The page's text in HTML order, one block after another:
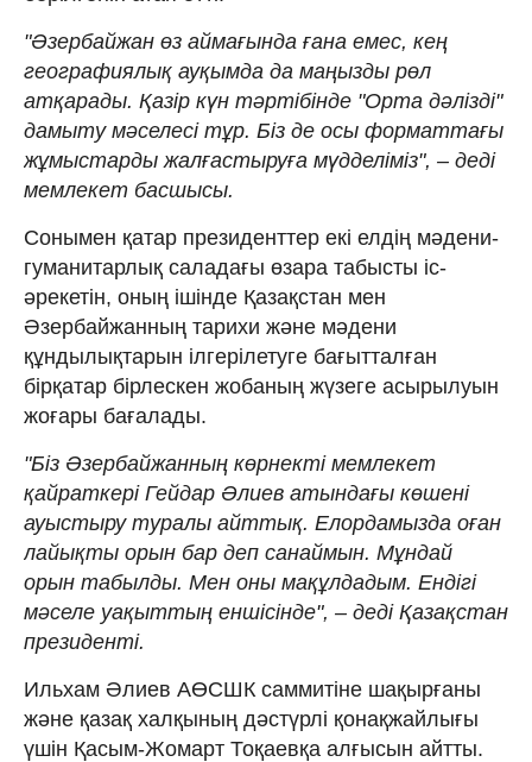
"Әзербайжан өз аймағында ғана емес, кең
географиялық ауқымда да маңызды рөл
атқарады. Қазір күн тәртібінде "Орта дәлізді"
дамыту мәселесі тұр. Біз де осы форматтағы
жұмыстарды жалғастыруға мүдделіміз", – деді
мемлекет басшысы.
Сонымен қатар президенттер екі елдің мәдени-
гуманитарлық саладағы өзара табысты іс-
әрекетін, оның ішінде Қазақстан мен
Әзербайжанның тарихи және мәдени
құндылықтарын ілгерілетуге бағытталған
бірқатар бірлескен жобаның жүзеге асырылуын
жоғары бағалады.
"Біз Әзербайжанның көрнекті мемлекет
қайраткері Гейдар Әлиев атындағы көшені
ауыстыру туралы айттық. Елордамызда оған
лайықты орын бар деп санаймын. Мұндай
орын табылды. Мен оны мақұлдадым. Ендігі
мәселе уақыттың еншісінде", – деді Қазақстан
президенті.
Ильхам Әлиев АӨСШК саммитіне шақырғаны
және қазақ халқының дәстүрлі қонақжайлығы
үшін Қасым-Жомарт Тоқаевқа алғысын айтты.